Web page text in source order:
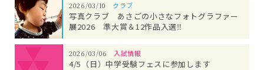
2026/03/10 クラブ
写真クラブ あさごの小さなフォトグラファー
展2026 準大賞＆12作品入選‼
2026/03/06 入試情報
4/5（日）中学受験フェスに参加します